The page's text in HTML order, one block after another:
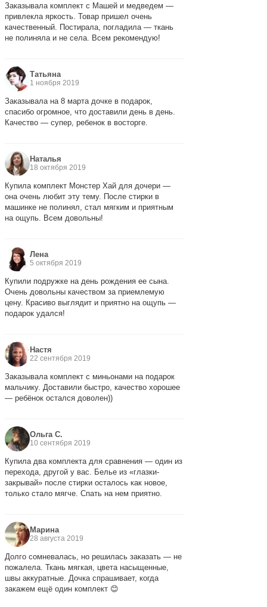
Заказывала комплект с Машей и медведем —
привлекла яркость. Товар пришел очень
качественный. Постирала, погладила — ткань
не полиняла и не села. Всем рекомендую!
Татьяна
1 ноября 2019
Заказывала на 8 марта дочке в подарок,
спасибо огромное, что доставили день в день.
Качество — супер, ребенок в восторге.
Наталья
18 октября 2019
Купила комплект Монстер Хай для дочери —
она очень любит эту тему. После стирки в
машинке не полинял, стал мягким и приятным
на ощупь. Всем довольны!
Лена
5 октября 2019
Купили подружке на день рождения ее сына.
Очень довольны качеством за приемлемую
цену. Красиво выглядит и приятно на ощупь —
подарок удался!
Настя
22 сентября 2019
Заказывала комплект с миньонами на подарок
мальчику. Доставили быстро, качество хорошее
— ребёнок остался доволен))
Ольга С.
10 сентября 2019
Купила два комплекта для сравнения — один из
перехода, другой у вас. Белье из «глазки-
закрывай» после стирки осталось как новое,
только стало мягче. Спать на нем приятно.
Марина
28 августа 2019
Долго сомневалась, но решилась заказать — не
пожалела. Ткань мягкая, цвета насыщенные,
швы аккуратные. Дочка спрашивает, когда
закажем ещё один комплект 😊